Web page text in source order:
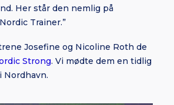
Her står den nemlig på
Trainer.”
Josefine og Nicoline Roth de
Strong. Vi mødte dem en tidlig
Nordhavn.